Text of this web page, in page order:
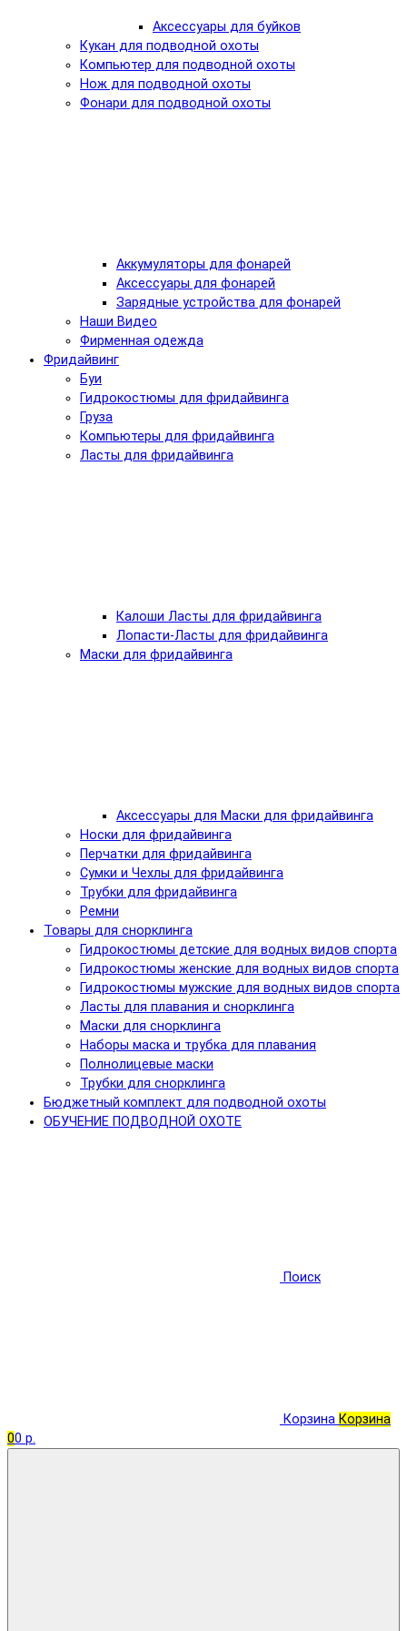
Аксессуары для буйков
Кукан для подводной охоты
Компьютер для подводной охоты
Нож для подводной охоты
Фонари для подводной охоты
Аккумуляторы для фонарей
Аксессуары для фонарей
Зарядные устройства для фонарей
Наши Видео
Фирменная одежда
Фридайвинг
Буи
Гидрокостюмы для фридайвинга
Груза
Компьютеры для фридайвинга
Ласты для фридайвинга
Калоши Ласты для фридайвинга
Лопасти-Ласты для фридайвинга
Маски для фридайвинга
Аксессуары для Маски для фридайвинга
Носки для фридайвинга
Перчатки для фридайвинга
Сумки и Чехлы для фридайвинга
Трубки для фридайвинга
Ремни
Товары для снорклинга
Гидрокостюмы детские для водных видов спорта
Гидрокостюмы женские для водных видов спорта
Гидрокостюмы мужские для водных видов спорта
Ласты для плавания и снорклинга
Маски для снорклинга
Наборы маска и трубка для плавания
Полнолицевые маски
Трубки для снорклинга
Бюджетный комплект для подводной охоты
ОБУЧЕНИЕ ПОДВОДНОЙ ОХОТЕ
Поиск
Корзина Корзина
00 р.